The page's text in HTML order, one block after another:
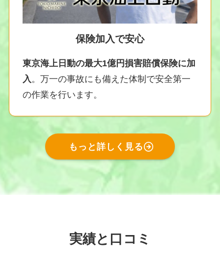
保険加入で安心
東京海上日動の最大1億円損害賠償保険に加
入 。万一の事故にも備えた体制で安全第一
の作業を行います。
もっと詳しく見る
実績と口コミ